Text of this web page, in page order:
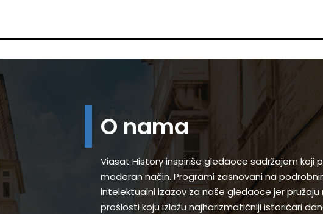
O nama
Viasat History inspiriše gledaoce sadržajem koji
moderan način. Programi zasnovani na
intelektualni izazov za naše gledaoce jer
prošlosti koju izlažu najharizmatičniji istoričari